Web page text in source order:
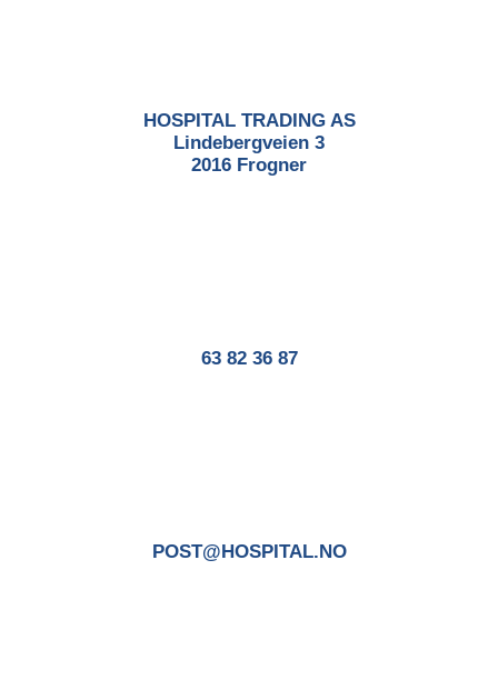
HOSPITAL TRADING AS
Lindebergveien 3
2016 Frogner
63 82 36 87
POST@HOSPITAL.NO